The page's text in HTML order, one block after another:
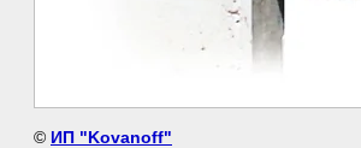
© ИП "Kovanoff"